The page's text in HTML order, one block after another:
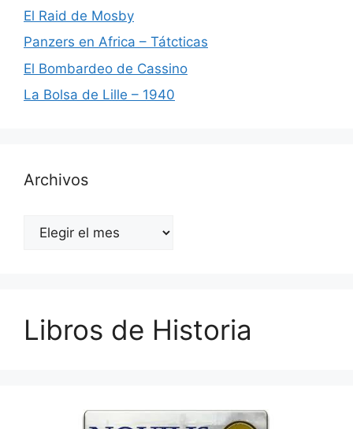
El Raid de Mosby
Panzers en Africa – Tátcticas
El Bombardeo de Cassino
La Bolsa de Lille – 1940
Archivos
Archivos
Libros de Historia